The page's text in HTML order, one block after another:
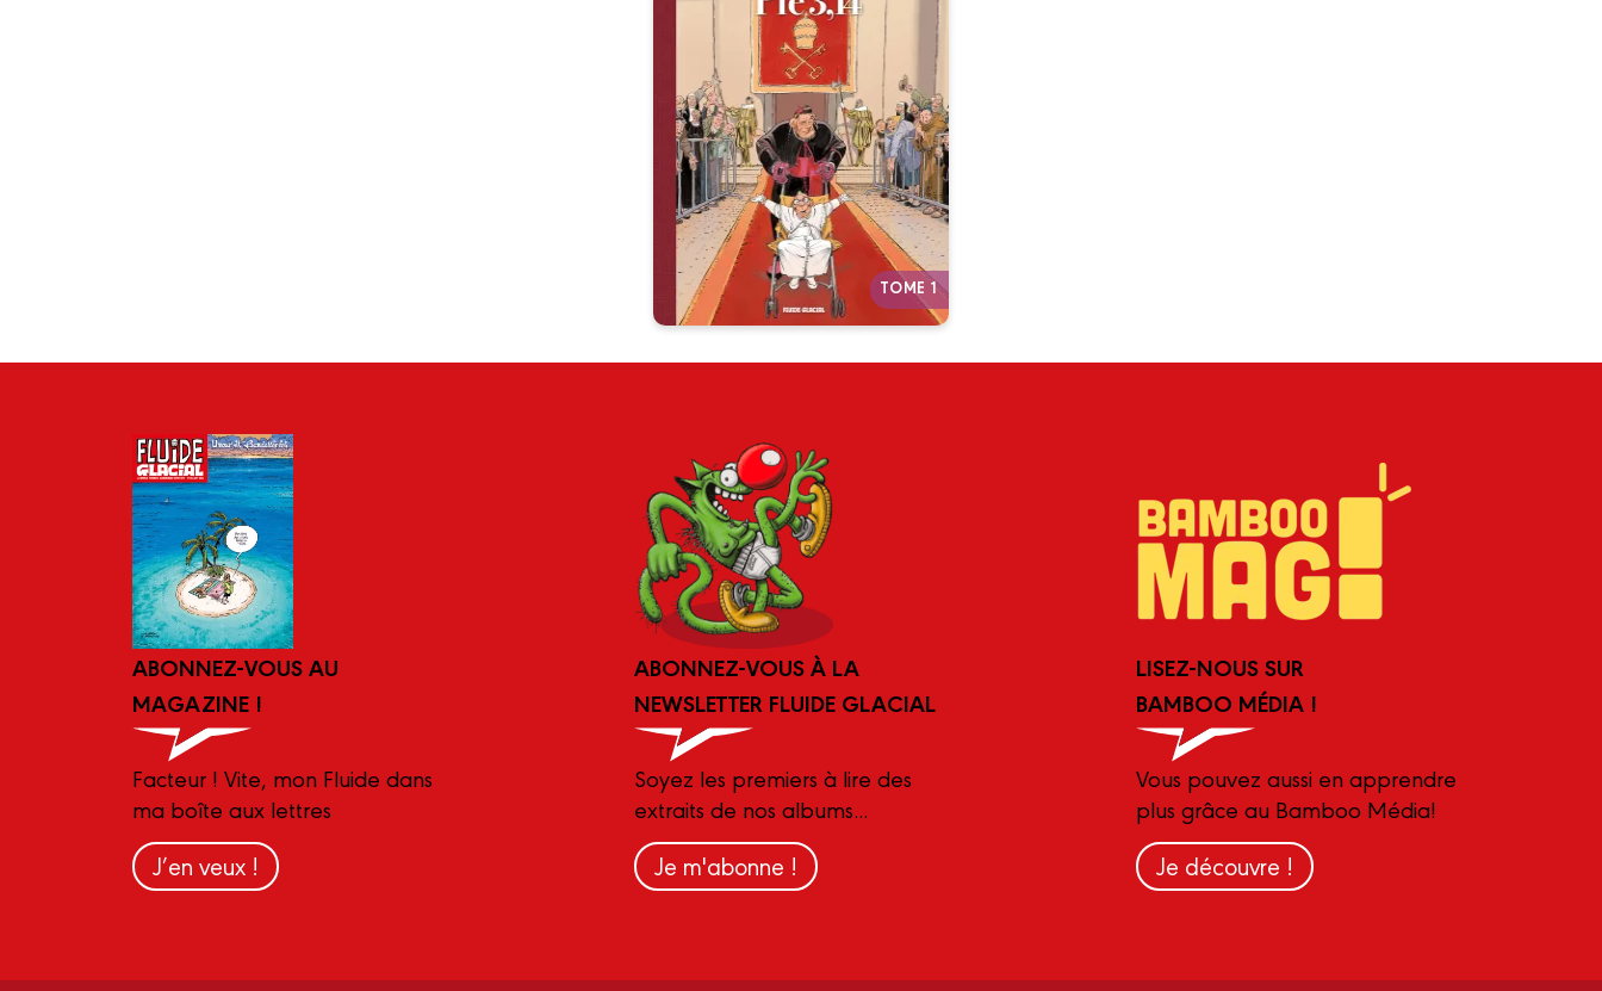
TOME 1
Le Petit Pape Pie
3,14
Tome 01 - Tirage Luxe
Date de parution :
26/01/2022
Habemus Papam ! Boucq
revient chez Fluide Glacial pour
nous présenter le nouveau Pape
Pie 3,14 dans ce tirage de luxe
en N&B.
ABONNEZ-VOUS AU
MAGAZINE !
Facteur ! Vite, mon Fluide dans
ma boîte aux lettres
J’en veux !
ABONNEZ-VOUS À LA
NEWSLETTER FLUIDE GLACIAL
Soyez les premiers à lire des
extraits de nos albums...
Je m'abonne !
LISEZ-NOUS SUR
BAMBOO MÉDIA !
Vous pouvez aussi en apprendre
plus grâce au Bamboo Média!
Je découvre !